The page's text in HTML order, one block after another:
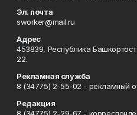
Эл. почта
sworker@mail.ru
Адрес
453839, Республика
22.
Рекламная служба
8 (34775) 2-55-02 - рекламный
Редакция